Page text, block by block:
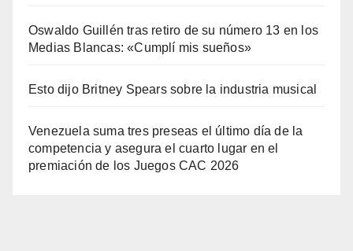
Oswaldo Guillén tras retiro de su número 13 en los
Medias Blancas: «Cumplí mis sueños»
Esto dijo Britney Spears sobre la industria musical
Venezuela suma tres preseas el último día de la
competencia y asegura el cuarto lugar en el
premiación de los Juegos CAC 2026